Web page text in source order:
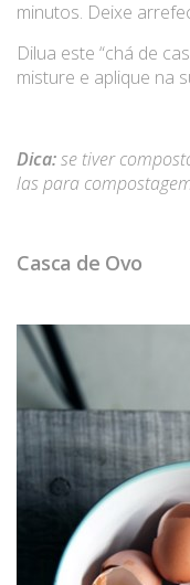
minutos. Deixe
Dilua este “chá de
misture e aplique na
Dica:se tiver
las para
Casca de Ovo